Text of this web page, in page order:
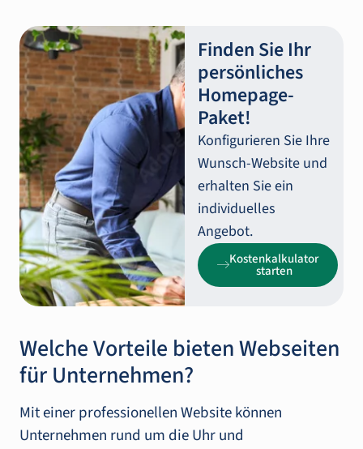
Finden Sie Ihr
persönliches
Homepage-
Paket!
Konfigurieren Sie Ihre
Wunsch-Website und
erhalten Sie ein
individuelles
Angebot.
Kostenkalkulator
starten
Welche Vorteile bieten Webseiten
für Unternehmen?
Mit einer professionellen Website können
Unternehmen rund um die Uhr und